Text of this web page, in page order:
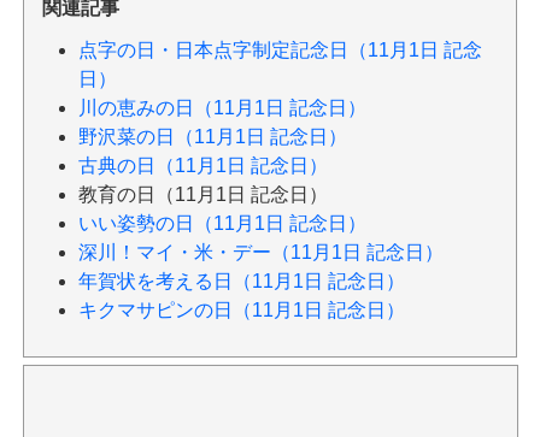
関連記事
点字の日・日本点字制定記念日（11月1日 記念
日）
川の恵みの日（11月1日 記念日）
野沢菜の日（11月1日 記念日）
古典の日（11月1日 記念日）
教育の日（11月1日 記念日）
いい姿勢の日（11月1日 記念日）
深川！マイ・米・デー（11月1日 記念日）
年賀状を考える日（11月1日 記念日）
キクマサピンの日（11月1日 記念日）